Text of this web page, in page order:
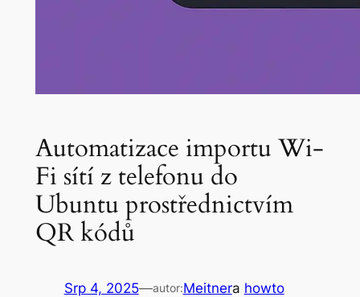
Automatizace importu Wi-
Fi sítí z telefonu do
Ubuntu prostřednictvím
QR kódů
Srp 4, 2025—autor:Meitnera howto